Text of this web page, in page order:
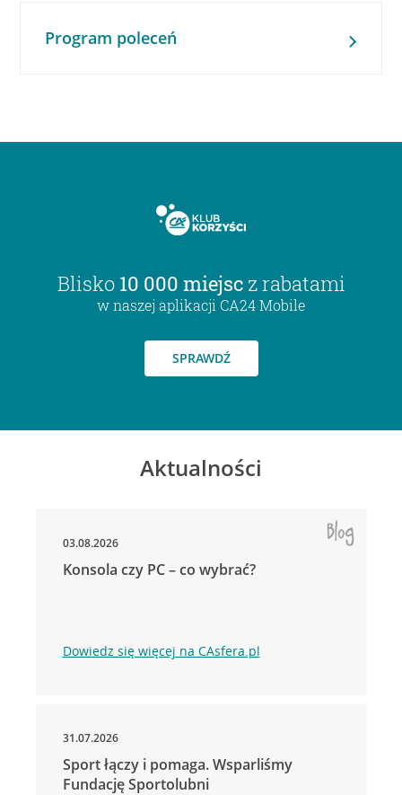
Program poleceń
Blisko 10 000 miejsc z rabatami
w naszej aplikacji CA24 Mobile
SPRAWDŹ
Aktualności
03.08.2026
Konsola czy PC – co wybrać?
Dowiedz się więcej na CAsfera.pl
31.07.2026
Sport łączy i pomaga. Wsparliśmy
Fundację Sportolubni